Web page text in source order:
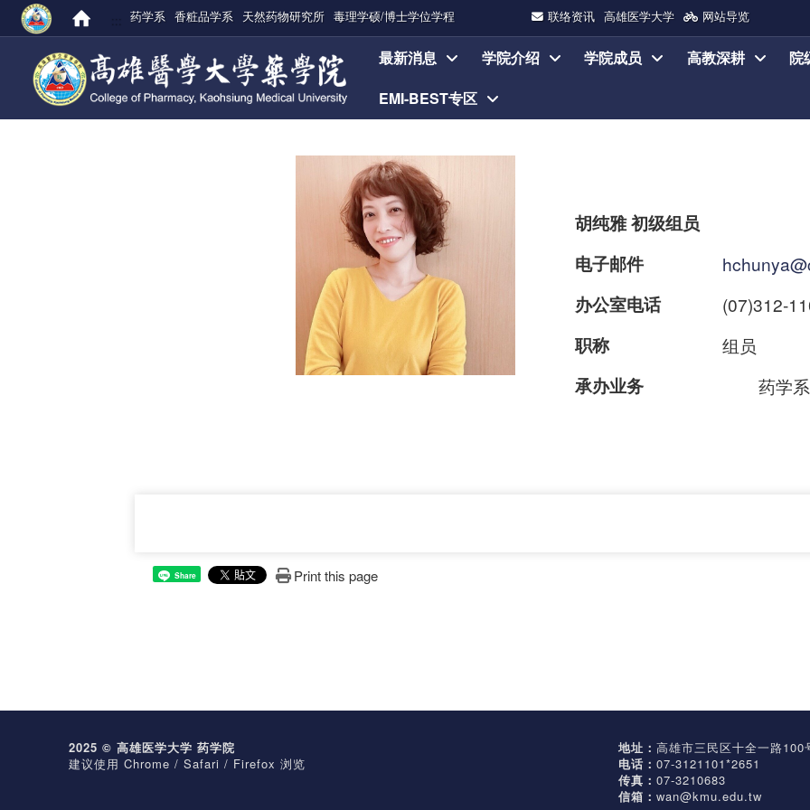
药学系 香粧品学系 天然药物研究所 毒理学硕/博士学位学程 联络资讯 高雄医学大学 网站导览
最新消息 学院介绍 学院成员 高教深耕
院
EMI-BEST专区
胡纯雅 初级组员
电子邮件
办公室电话 (07)312-
职称 组员
承办业务 药学
Share Print this page
2025 © 高雄医学大学 药学院
建议使用 Chrome / Safari / Firefox 浏览
地址：高雄市三民区十全一路100
电话：07-3121101*2651
传真：07-3210683
信箱：wan@kmu.edu.tw